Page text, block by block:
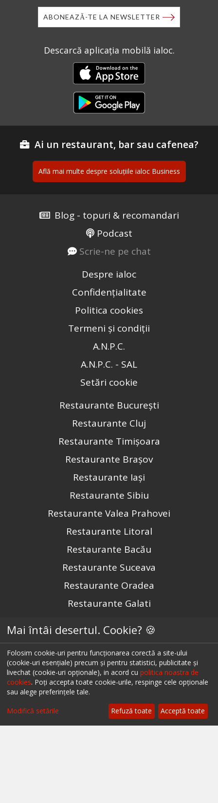
ABONEAZĂ-TE LA NEWSLETTER
Descarcă aplicația mobilă ialoc.
Ai un restaurant, bar sau cafenea?
Află mai multe despre soluțiile ialoc Business
Blog - topuri & recomandari
Podcast
Scrie-ne pe chat
Despre ialoc
Confidențialitate
Politica cookies
Termeni și condiții
A.N.P.C.
A.N.P.C. - SAL
Setări cookie
Restaurante București
Restaurante Cluj
Restaurante Timișoara
Restaurante Brașov
Restaurante Iași
Restaurante Sibiu
Restaurante Valea Prahovei
Restaurante Litoral
Restaurante Bacău
Restaurante Suceava
Restaurante Oradea
Restaurante Galati
Restaurante Câmpina
Restaurante Târgu Mureș
Restaurante Târgu Jiu
Restaurante Constanța
Mai întâi desertul. Cookie? 🍪
Folosim cookie-uri pentru funcționarea corectă a site-ului
(cookie-uri esențiale) precum și pentru statistici, publicitate și
livechat (cookie-uri opționale), in acord cu politica noastra de
cookies. Poți accepta toate cookie-urile, respinge cele opționale
sau alege preferințele tale.
Modifică setările Refuză toate Acceptă toate